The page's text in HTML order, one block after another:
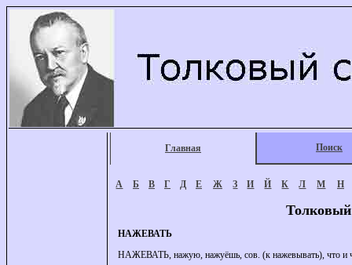
Главная Поиск
А Б В Г Д Е Ж З И Й К Л М Н
НАЖЕВАТЬ
НАЖЕВАТЬ, нажую, нажуёшь, сов. (к нажевывать), что и